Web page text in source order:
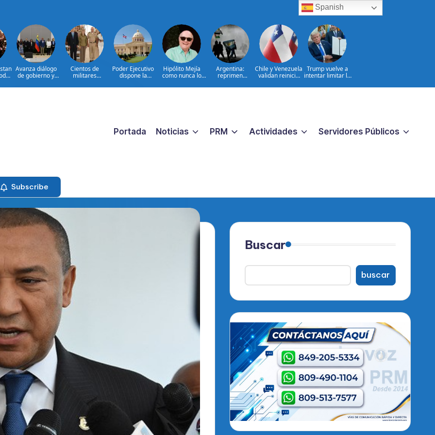
Avanza diálogo
de gobierno y
oposición en
Cientos de
militares
consulta nacional
Poder Ejecutivo
dispone la
dos dominicanos
Hipólito Mejía
como nunca lo
padre detrás del
Argentina:
reprimen
proyecto sobre
Chile y Venezuela
validan reinicio
consulares
Trump vuelve a
intentar limitar la
nacimiento
Portada Noticias PRM Actividades Servidores Públicos
Subscribe
Buscar
buscar
Spanish